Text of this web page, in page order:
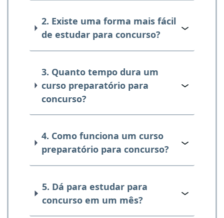
2. Existe uma forma mais fácil
de estudar para concurso?
3. Quanto tempo dura um
curso preparatório para
concurso?
4. Como funciona um curso
preparatório para concurso?
5. Dá para estudar para
concurso em um mês?